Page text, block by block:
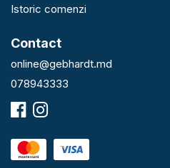
Istoric comenzi
Contact
online@gebhardt.md
078943333